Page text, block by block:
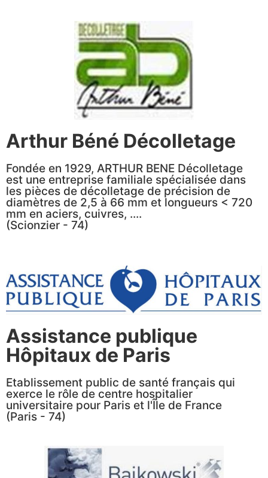
Arthur Béné Décolletage
Fondée en 1929, ARTHUR BENE Décolletage
est une entreprise familiale spécialisée dans
les pièces de décolletage de précision de
diamètres de 2,5 à 66 mm et longueurs < 720
mm en aciers, cuivres, ....
(Scionzier - 74)
Assistance publique
Hôpitaux de Paris
Etablissement public de santé français qui
exerce le rôle de centre hospitalier
universitaire pour Paris et l'Île de France
(Paris - 74)